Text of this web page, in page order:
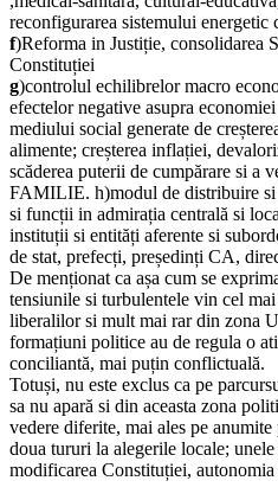
reconfigurarea sistemului energetic
f)Reforma in Justiție, consolidarea
Constituției
g)controlul echilibrelor macro
efectelor negative asupra
mediului social generate de
alimente; creșterea inflației,
scăderea puterii de cumpărare si a
FAMILIE. h)modul de distribuire
si funcții in admirația centrală si
instituții si entități aferente si
de stat, prefecți, președinți CA,
De menționat ca așa cum se
tensiunile si turbulentele vin cel
liberalilor si mult mai rar din zona
formațiuni politice au de regula o
conciliantă, mai puțin conflictuală.
Totuși, nu este exclus ca pe
sa nu apară si din aceasta zona
vedere diferite, mai ales pe
doua tururi la alegerile locale;
modificarea Constituției,